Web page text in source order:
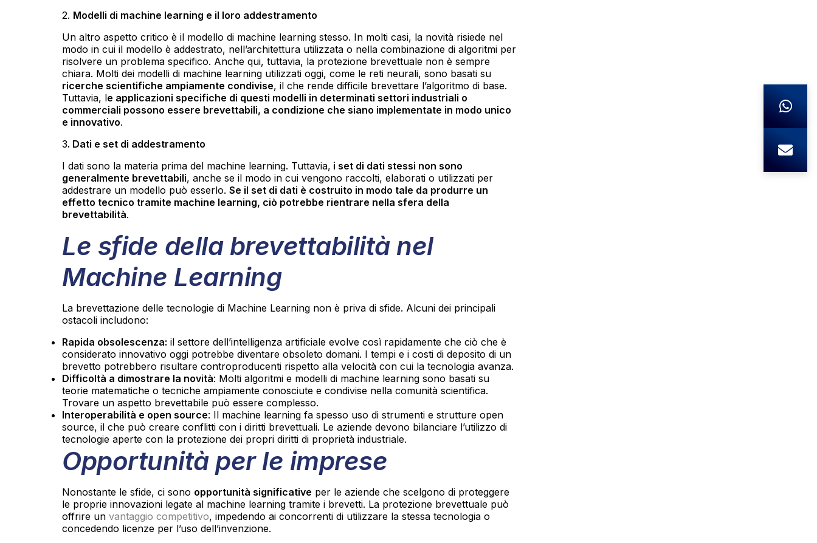
2. Modelli di machine learning e il loro addestramento
Un altro aspetto critico è il modello di machine learning stesso. In molti casi, la novità risiede nel
modo in cui il modello è addestrato, nell’architettura utilizzata o nella combinazione di algoritmi per
risolvere un problema specifico. Anche qui, tuttavia, la protezione brevettuale non è sempre
chiara. Molti dei modelli di machine learning utilizzati oggi, come le reti neurali, sono basati su
ricerche scientifiche ampiamente condivise, il che rende difficile brevettare l’algoritmo di base.
Tuttavia, le applicazioni specifiche di questi modelli in determinati settori industriali o
commerciali possono essere brevettabili, a condizione che siano implementate in modo unico
e innovativo.
3. Dati e set di addestramento
I dati sono la materia prima del machine learning. Tuttavia, i set di dati stessi non sono
generalmente brevettabili, anche se il modo in cui vengono raccolti, elaborati o utilizzati per
addestrare un modello può esserlo. Se il set di dati è costruito in modo tale da produrre un
effetto tecnico tramite machine learning, ciò potrebbe rientrare nella sfera della
brevettabilità.
Le sfide della brevettabilità nel
Machine Learning
La brevettazione delle tecnologie di Machine Learning non è priva di sfide. Alcuni dei principali
ostacoli includono:
Rapida obsolescenza: il settore dell’intelligenza artificiale evolve così rapidamente che ciò che è
considerato innovativo oggi potrebbe diventare obsoleto domani. I tempi e i costi di deposito di un
brevetto potrebbero risultare controproducenti rispetto alla velocità con cui la tecnologia avanza.
Difficoltà a dimostrare la novità: Molti algoritmi e modelli di machine learning sono basati su
teorie matematiche o tecniche ampiamente conosciute e condivise nella comunità scientifica.
Trovare un aspetto brevettabile può essere complesso.
Interoperabilità e open source: Il machine learning fa spesso uso di strumenti e strutture open
source, il che può creare conflitti con i diritti brevettuali. Le aziende devono bilanciare l’utilizzo di
tecnologie aperte con la protezione dei propri diritti di proprietà industriale.
Opportunità per le imprese
Nonostante le sfide, ci sono opportunità significative per le aziende che scelgono di proteggere
le proprie innovazioni legate al machine learning tramite i brevetti. La protezione brevettuale può
offrire un vantaggio competitivo, impedendo ai concorrenti di utilizzare la stessa tecnologia o
concedendo licenze per l’uso dell’invenzione.